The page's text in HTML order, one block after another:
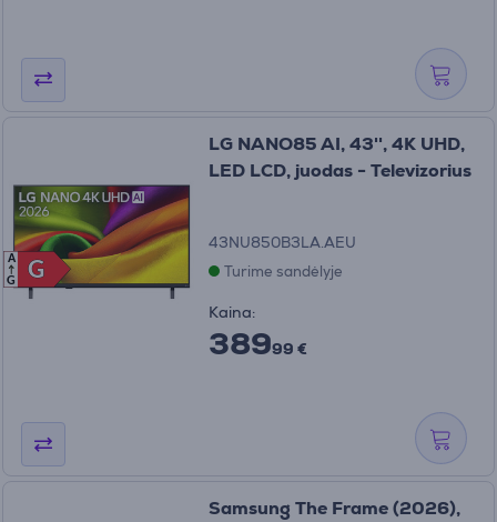
G
G
A
G
LG NANO85 AI, 43'', 4K UHD,
LED LCD, juodas - Televizorius
43NU850B3LA.AEU
Turime sandėlyje
Kaina:
38999 €
Samsung The Frame (2026),